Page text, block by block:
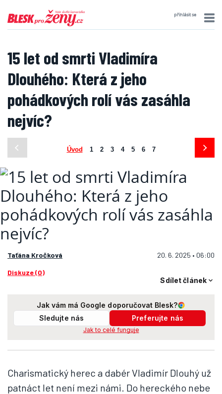
přihlásit se
15 let od smrti Vladimíra
Dlouhého: Která z jeho
pohádkových rolí vás zasáhla
nejvíc?
Úvod 1 2 3 4 5 6 7
Taťána Kročková 20. 6. 2025 • 06:00
Diskuze (0)
Sdílet článek
Jak vám má Google doporučovat Blesk?
Sledujte nás
Preferujte nás
Jak to celé funguje
Charismatický herec a dabér Vladimír Dlouhý už
patnáct let není mezi námi. Do hereckého nebe